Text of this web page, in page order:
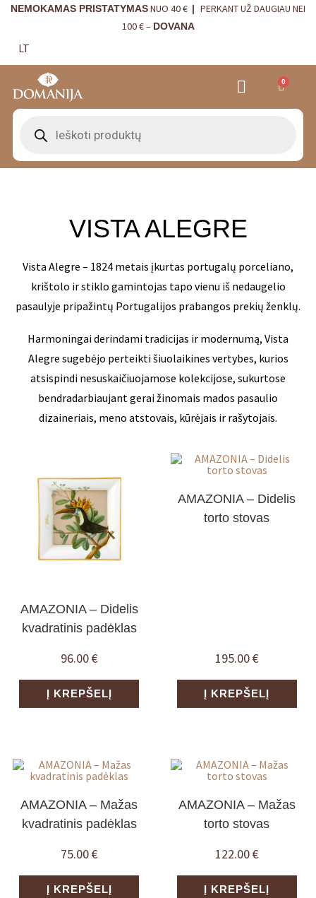
NEMOKAMAS PRISTATYMASNUO 40 € | PERKANT UŽ DAUGIAU NEI
100 € – DOVANA
LT
0
VISTA ALEGRE
Vista Alegre – 1824 metais įkurtas portugalų porceliano,
krištolo ir stiklo gamintojas tapo vienu iš nedaugelio
pasaulyje pripažintų Portugalijos prabangos prekių ženklų.
Harmoningai derindami tradicijas ir modernumą, Vista
Alegre sugebėjo perteikti šiuolaikines vertybes, kurios
atsispindi nesuskaičiuojamose kolekcijose, sukurtose
bendradarbiaujant gerai žinomais mados pasaulio
dizaineriais, meno atstovais, kūrėjais ir rašytojais.
AMAZONIA – Didelis
kvadratinis padėklas
96.00€
Į KREPŠELĮ
AMAZONIA – Didelis
torto stovas
195.00€
Į KREPŠELĮ
AMAZONIA – Mažas
kvadratinis padėklas
75.00€
Į KREPŠELĮ
AMAZONIA – Mažas
torto stovas
122.00€
Į KREPŠELĮ